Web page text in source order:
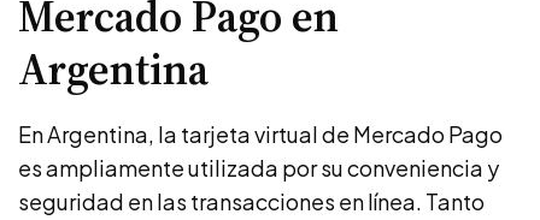
Mercado Pago en
Argentina
En Argentina, la tarjeta virtual de Mercado Pago
es ampliamente utilizada por su conveniencia y
seguridad en las transacciones en línea. Tanto